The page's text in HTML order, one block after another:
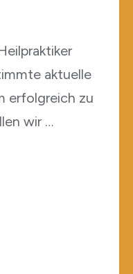
aktuelle
erfolgreich zu
wir …